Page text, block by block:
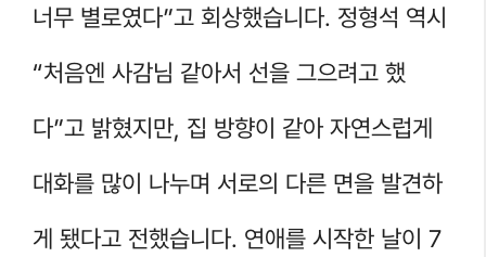
너무 별로였다”고 회상했습니다. 정형석 역시
“처음엔 사감님 같아서 선을 그으려고 했
다”고 밝혔지만, 집 방향이 같아 자연스럽게
대화를 많이 나누며 서로의 다른 면을 발견하
게 됐다고 전했습니다. 연애를 시작한 날이 7